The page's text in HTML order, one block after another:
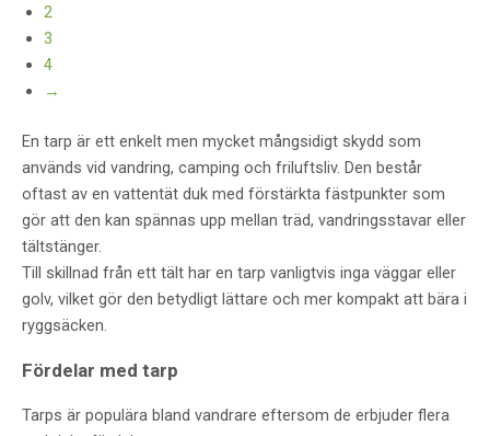
2
3
4
→
En tarp är ett enkelt men mycket mångsidigt skydd som
används vid vandring, camping och friluftsliv. Den består
oftast av en vattentät duk med förstärkta fästpunkter som
gör att den kan spännas upp mellan träd, vandringsstavar eller
tältstänger.
Till skillnad från ett tält har en tarp vanligtvis inga väggar eller
golv, vilket gör den betydligt lättare och mer kompakt att bära i
ryggsäcken.
Fördelar med tarp
Tarps är populära bland vandrare eftersom de erbjuder flera